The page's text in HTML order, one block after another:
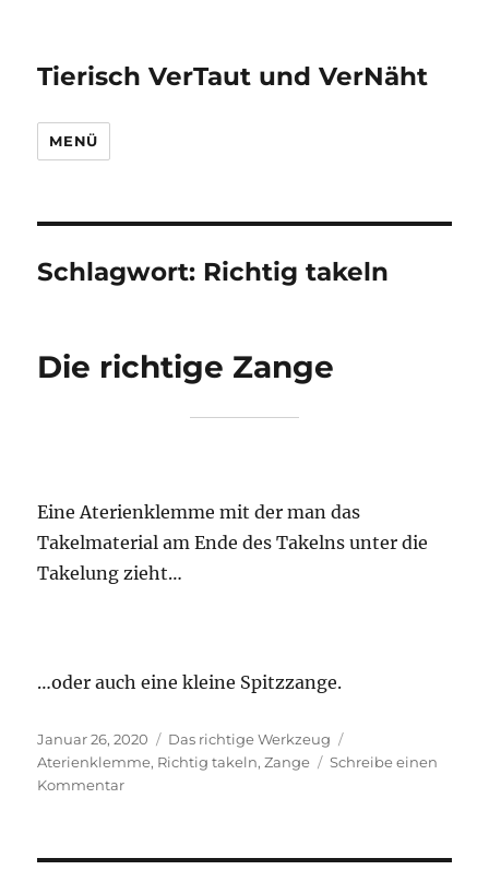
Tierisch VerTaut und VerNäht
MENÜ
Schlagwort: Richtig takeln
Die richtige Zange
Eine Aterienklemme mit der man das
Takelmaterial am Ende des Takelns unter die
Takelung zieht…
…oder auch eine kleine Spitzzange.
Veröffentlicht
am
Januar 26, 2020 Kategorien
Das richtige Werkzeug
Aterienklemme, Richtig takeln,Zange
Schreibe einen
Kommentarzu